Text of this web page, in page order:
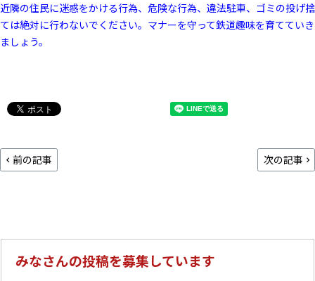
近隣の住民に迷惑をかける行為、危険な行為、違法駐車、ゴミの投げ捨
ては絶対に行わないでください。マナーを守って鉄道趣味を育てていき
ましょう。
前の記事 次の記事
みなさんの投稿を募集しています